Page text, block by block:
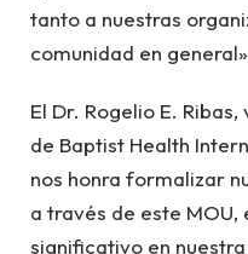
tanto a nuestras
comunidad en
El Dr. Rogelio E.
de Baptist Health
nos honra formalizar
a través de este MOU,
significativo en